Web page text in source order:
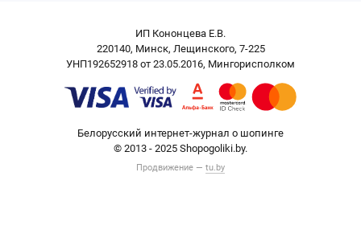
ИП Кононцева Е.В.
220140, Минск, Лещинского, 7-225
УНП192652918 от 23.05.2016, Мингорисполком
Белорусский интернет-журнал о шопинге
© 2013 - 2025 Shopogoliki.by.
Продвижение — tu.by